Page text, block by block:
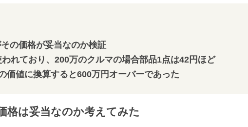
の価格が妥当なのか検証
れており、200万のクルマの場合部品1点は42円ほど
価値に換算すると600万円オーバーであった
格は妥当なのか考えてみた